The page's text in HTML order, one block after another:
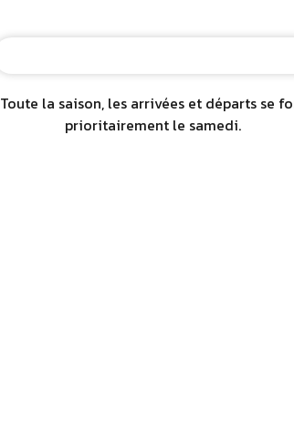
Toute la saison, les arrivées et départs se
prioritairement le samedi.